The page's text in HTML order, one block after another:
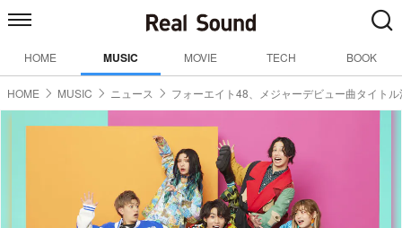
HOME MUSIC MOVIE TECH BOOK
HOME MUSIC ニュース フォーエイト48、メジャーデビュー曲タイト